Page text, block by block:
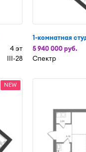
4 эт
III-28
1-комнатная
5 940 000 руб.
Спектр
NEW